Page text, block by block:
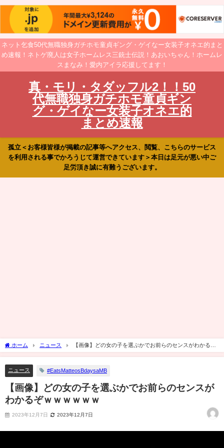
ネット乞食50代無職独身ガチホモ童貞ギング・ゲイなー女装子オネエ的まと
め速報！ネトゲ廃人は女子ホームレス三銃士伝説！あおいちゃん！ホームレ
スまなみ！愛内アイラ応援してます！
真・モリ・タダッフル2！！50
代無職独身ガチホモ童貞ギン
グ・ゲイなー女装子オネエ的
まとめ速報
孤立＜お客様皆様が掲載の記事等へアクセス、閲覧、こちらのサービス
を利用される事でかろうじて運営できています＞本日は足元が悪い中ご
足労頂き誠に有難うございます。
ホーム ニュース
【画像】どの女の子を選ぶかでお前らのセンスがわかるぞ
ｗｗｗｗｗｗ
ニュース #EatsMatteosBdaysaMB
【画像】どの女の子を選ぶかでお前らのセンスが
わかるぞｗｗｗｗｗｗ
2023年12月7日 2023年12月7日